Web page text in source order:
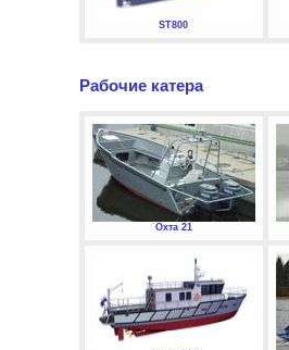
ST800
Рабочие катера
Охта 21